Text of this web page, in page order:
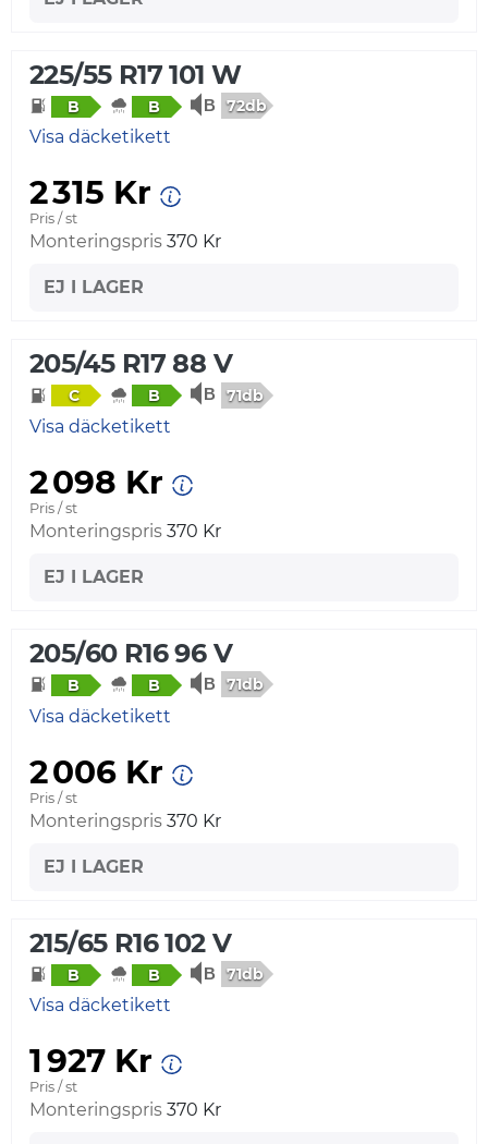
225/55 R17 101 W
B B 72db
Visa däcketikett
2 315 Kr
Pris / st
Monteringspris 370 Kr
EJ I LAGER
205/45 R17 88 V
C B 71db
Visa däcketikett
2 098 Kr
Pris / st
Monteringspris 370 Kr
EJ I LAGER
205/60 R16 96 V
B B 71db
Visa däcketikett
2 006 Kr
Pris / st
Monteringspris 370 Kr
EJ I LAGER
215/65 R16 102 V
B B 71db
Visa däcketikett
1 927 Kr
Pris / st
Monteringspris 370 Kr